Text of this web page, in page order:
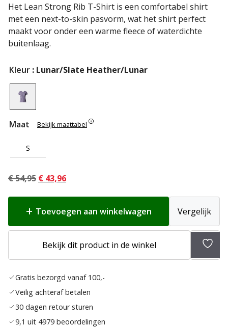
Het Lean Strong Rib T-Shirt is een comfortabel shirt
met een next-to-skin pasvorm, wat het shirt perfect
maakt voor onder een warme fleece of waterdichte
buitenlaag.
Kleur : Lunar/Slate Heather/Lunar
Maat Bekijk maattabel
S
€54,95 Oorspronkelijke
€ 54,95.
€ 43,96Huidige
€ 43,96.
Toevoegen aan winkelwagen Vergelijk
Bekijk dit product in de winkel
Gratis bezorgd vanaf 100,-
Veilig achteraf betalen
30 dagen retour sturen
9,1 uit 4979 beoordelingen